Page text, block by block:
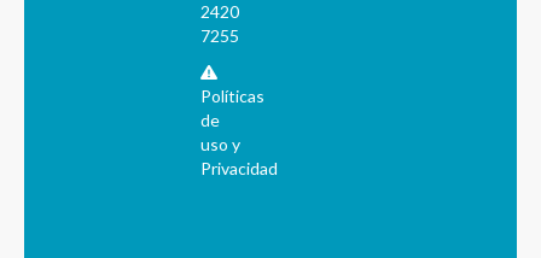
2420
7255
Políticas
de
uso y
Privacidad